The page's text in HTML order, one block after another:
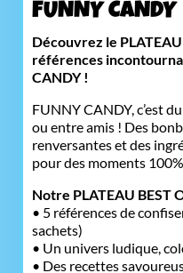
FUNNY CANDY
Découvrez le
références
CANDY !
FUNNY CANDY, c’est
ou entre amis ! Des
renversantes et des
pour des moments
Notre PLATEAU BEST
• 5 références de
sachets)
• Un univers ludique,
• Des recettes